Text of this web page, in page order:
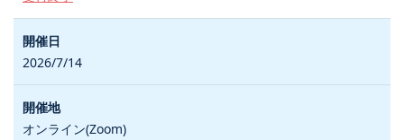
2026/7/14
オンライン(Zoom)